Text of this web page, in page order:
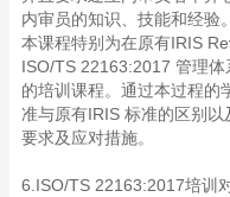
内审员的知识、技能和经验。
本课程特别为在原有IRIS
ISO/TS 22163:2017 管理
的培训课程。通过本过程的
准与原有IRIS 标准的区别
要求及应对措施。
6.ISO/TS 22163:2017培训